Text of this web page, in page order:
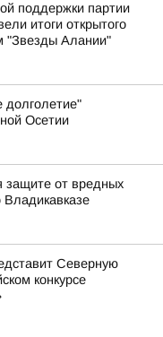
поддержки партии
итоги открытого
"Звезды Алании"
долголетие"
Осетии
защите от вредных
Северную
конкурсе